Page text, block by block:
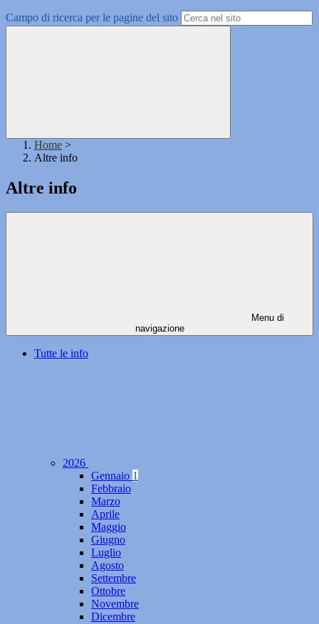
Campo di ricerca per le pagine del sito
Home >
Altre info
Altre info
Menu di
navigazione
Tutte le info
2026
Gennaio 1
Febbraio
Marzo
Aprile
Maggio
Giugno
Luglio
Agosto
Settembre
Ottobre
Novembre
Dicembre